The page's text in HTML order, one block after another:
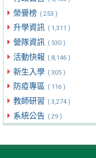
榮譽榜 ( 253 )
升學資訊 ( 1,311 )
營隊資訊 ( 530 )
活動快報 ( 8,146 )
新生入學 ( 305 )
防疫專區 ( 116 )
教師研習 ( 3,274 )
系統公告 ( 29 )